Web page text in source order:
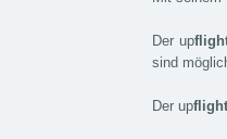
Der up
sind
Der upflight